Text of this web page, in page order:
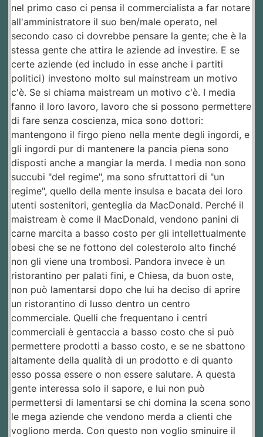
nel primo caso ci pensa il commercialista a far notare
all'amministratore il suo ben/male operato, nel
secondo caso ci dovrebbe pensare la gente; che è la
stessa gente che attira le aziende ad investire. E se
certe aziende (ed includo in esse anche i partiti
politici) investono molto sul mainstream un motivo
c'è. Se si chiama maistream un motivo c'è. I media
fanno il loro lavoro, lavoro che si possono permettere
di fare senza coscienza, mica sono dottori:
mantengono il firgo pieno nella mente degli ingordi, e
gli ingordi pur di mantenere la pancia piena sono
disposti anche a mangiar la merda. I media non sono
succubi "del regime", ma sono sfruttattori di "un
regime", quello della mente insulsa e bacata dei loro
utenti sostenitori, genteglia da MacDonald. Perché il
maistream è come il MacDonald, vendono panini di
carne marcita a basso costo per gli intellettualmente
obesi che se ne fottono del colesterolo alto finché
non gli viene una trombosi. Pandora invece è un
ristorantino per palati fini, e Chiesa, da buon oste,
non può lamentarsi dopo che lui ha deciso di aprire
un ristorantino di lusso dentro un centro
commerciale. Quelli che frequentano i centri
commerciali è gentaccia a basso costo che si può
permettere prodotti a basso costo, e se ne sbattono
altamente della qualità di un prodotto e di quanto
esso possa essere o non essere salutare. A questa
gente interessa solo il sapore, e lui non può
permettersi di lamentarsi se chi domina la scena sono
le mega aziende che vendono merda a clienti che
vogliono merda. Con questo non voglio sminuire il